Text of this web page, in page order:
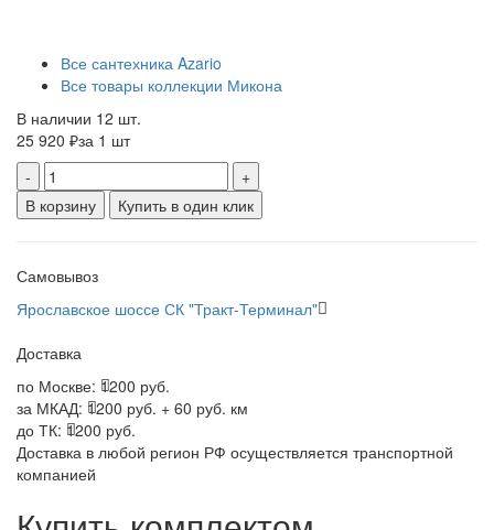
Все сантехника Azario
Все товары коллекции Микона
В наличии 12 шт.
25 920 ₽за 1 шт
-
+
В корзину
Купить в один клик
Самовывоз
Ярославское шоссе СК "Тракт-Терминал"
Доставка
по Москве: 1200 руб.
за МКАД: 1200 руб. + 60 руб. км
до ТК: 1200 руб.
Доставка в любой регион РФ осуществляется транспортной
компанией